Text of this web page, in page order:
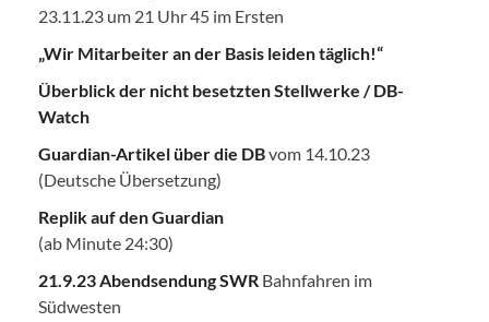
23.11.23 um 21 Uhr 45 im Ersten
„Wir Mitarbeiter an der Basis leiden täglich!“
Überblick der nicht besetzten Stellwerke / DB-
Watch
Guardian-Artikel über die DBvom 14.10.23
(Deutsche Übersetzung)
Replik auf den Guardian
(ab Minute 24:30)
21.9.23 Abendsendung SWR Bahnfahren im
Südwesten